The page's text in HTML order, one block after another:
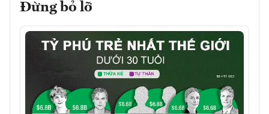
Đừng bỏ lỡ